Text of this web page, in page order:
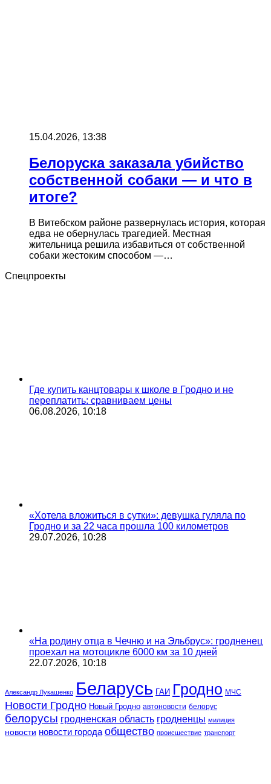
15.04.2026, 13:38
Белоруска заказала убийство
собственной собаки — и что в
итоге?
В Витебском районе развернулась история, которая
едва не обернулась трагедией. Местная
жительница решила избавиться от собственной
собаки жестоким способом —…
Спецпроекты
Где купить канцтовары к школе в Гродно и не
переплатить: сравниваем цены
06.08.2026, 10:18
«Хотела вложиться в сутки»: девушка гуляла по
Гродно и за 22 часа прошла 100 километров
29.07.2026, 10:28
«На родину отца в Чечню и на Эльбрус»: гродненец
проехал на мотоцикле 6000 км за 10 дней
22.07.2026, 10:18
Александр Лукашенко Беларусь ГАИ Гродно МЧС
Новости Гродно Новый Гродно автоновости белорус
белорусы гродненская область гродненцы милиция
новости новости города общество происшествие транспорт